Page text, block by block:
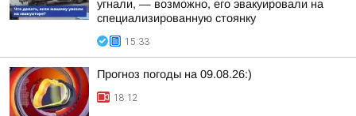
угнали, — возможно, его эвакуировали на
специализированную стоянку
15:33
Прогноз погоды на 09.08.26:)
18:12